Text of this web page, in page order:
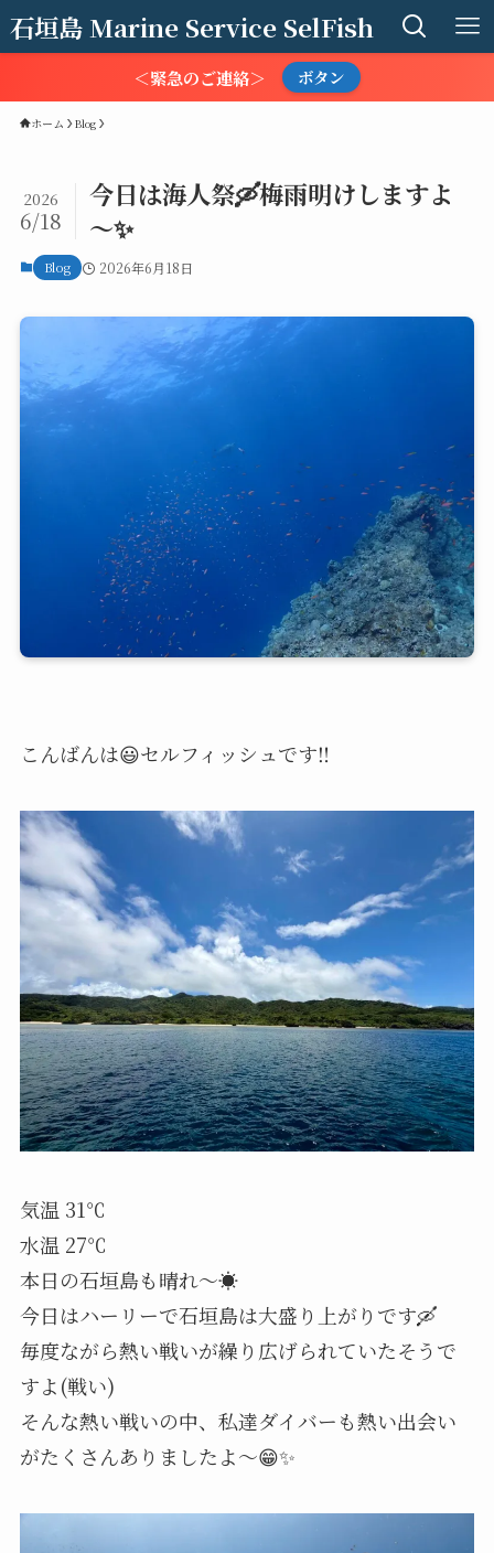
石垣島 Marine Service SelFish
＜緊急のご連絡＞ ボタン
ホーム Blog
今日は海人祭🛶梅雨明けしますよ
～✨
2026
6/18
Blog 2026年6月18日
こんばんは😃セルフィッシュです‼️
気温 31℃
水温 27℃
本日の石垣島も晴れ～☀️
今日はハーリーで石垣島は大盛り上がりです🛶
毎度ながら熱い戦いが繰り広げられていたそうで
すよ(戦い)
そんな熱い戦いの中、私達ダイバーも熱い出会い
がたくさんありましたよ～😁✨